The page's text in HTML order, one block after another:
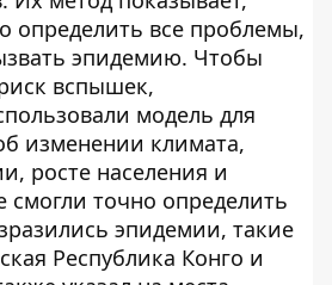
определить все проблемы,
эпидемию. Чтобы
вспышек,
модель для
изменении климата,
росте населения и
смогли точно определить
эпидемии, такие
Республика Конго и